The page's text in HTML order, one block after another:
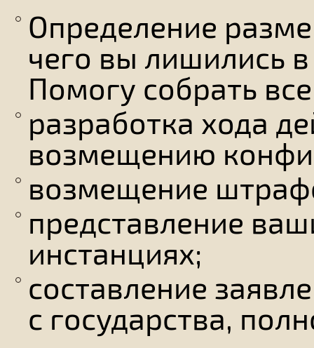
Определение
чего вы лишились
Помогу собрать
разработка хода
возмещению
возмещение
представление
инстанциях;
составление
с государства,